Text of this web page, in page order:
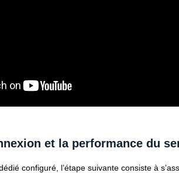
et la performance du
configuré, l’étape suivante consiste à